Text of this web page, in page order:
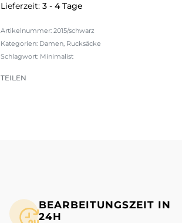
Lieferzeit: 3 - 4 Tage
2015/schwarz
Kategorien: Damen Rucksäcke
Schlagwort: Minimalist
TEILEN
BEARBEITUNGS­ZEIT IN
24H